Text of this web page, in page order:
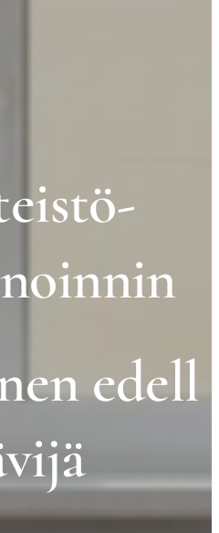
edell